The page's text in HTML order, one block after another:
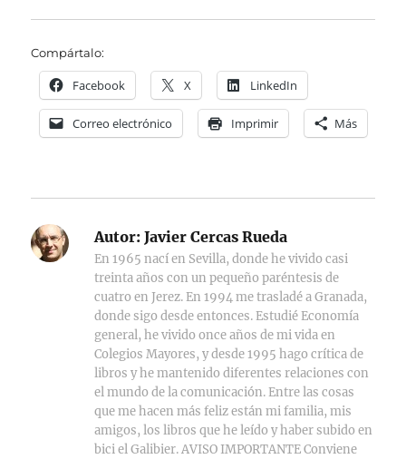
Compártalo:
Facebook X LinkedIn
Correo electrónico Imprimir Más
Autor: Javier Cercas Rueda
En 1965 nací en Sevilla, donde he vivido casi
treinta años con un pequeño paréntesis de
cuatro en Jerez. En 1994 me trasladé a Granada,
donde sigo desde entonces. Estudié Economía
general, he vivido once años de mi vida en
Colegios Mayores, y desde 1995 hago crítica de
libros y he mantenido diferentes relaciones con
el mundo de la comunicación. Entre las cosas
que me hacen más feliz están mi familia, mis
amigos, los libros que he leído y haber subido en
bici el Galibier. AVISO IMPORTANTE Conviene